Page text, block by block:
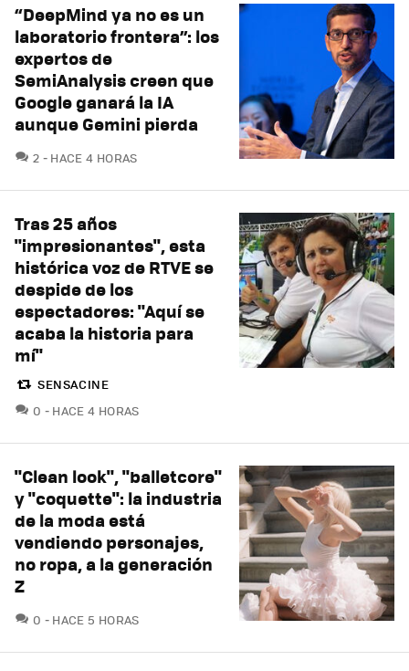
“DeepMind ya no es un
laboratorio frontera”: los
expertos de
SemiAnalysis creen que
Google ganará la IA
aunque Gemini pierda
2 COMENTARIOS
HACE 4 HORAS
Tras 25 años
"impresionantes", esta
histórica voz de RTVE se
despide de los
espectadores: "Aquí se
acaba la historia para
mí"
SENSACINE
0 COMENTARIOS
HACE 4 HORAS
"Clean look", "balletcore"
y "coquette": la industria
de la moda está
vendiendo personajes,
no ropa, a la generación
Z
0 COMENTARIOS
HACE 5 HORAS